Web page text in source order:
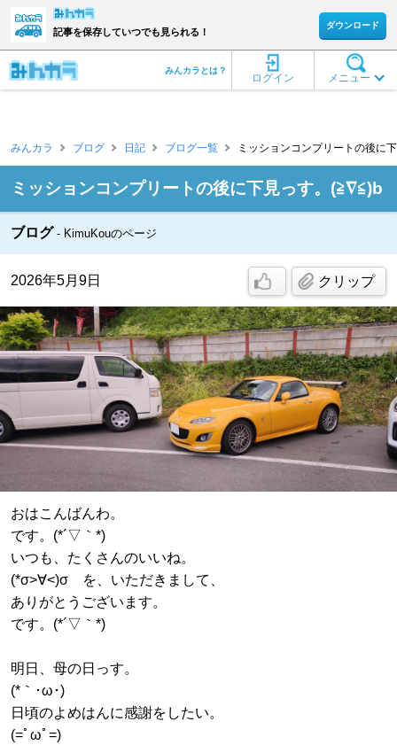
記事を保存していつでも見られる！
ダウンロード
メニュー
ログイン
みんカラとは？
みんカラ ブログ 日記 ブログ一覧 ミッションコンプリートの後に
ミッションコンプリートの後に下見っす。(≧∇≦)b
ブログ KimuKouのページ
2026年5月9日 クリップ
おはこんばんわ。
です。(*´▽｀*)
いつも、たくさんのいいね。
(*σ>∀<)σ を、いただきまして、
ありがとうございます。
です。(*´▽｀*)
明日、母の日っす。
(*｀･ω･)ゞ
日頃のよめはんに感謝をしたい。
(=ﾟωﾟ=)